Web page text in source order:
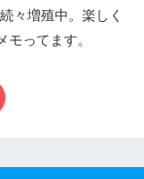
々増殖中。楽しく
ってます。